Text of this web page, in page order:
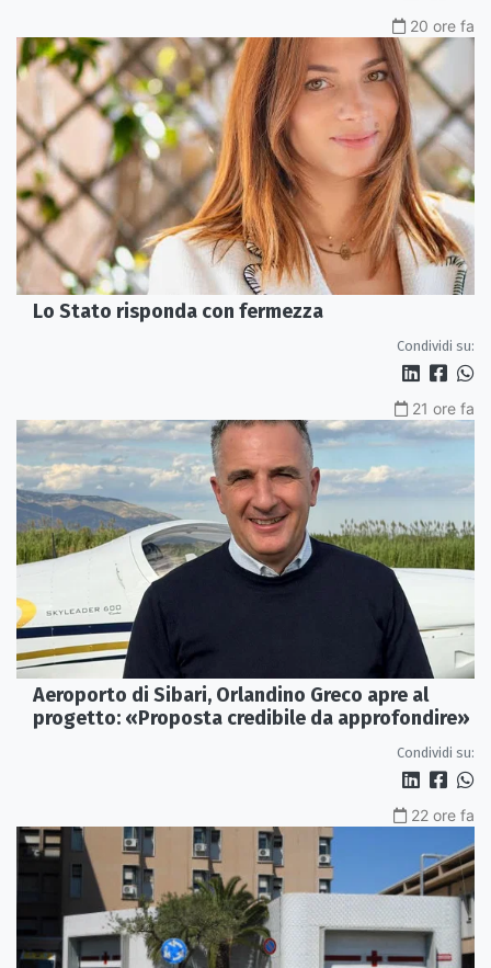
20 ore fa
Lo Stato risponda con fermezza
Condividi su:
21 ore fa
Aeroporto di Sibari, Orlandino Greco apre al
progetto: «Proposta credibile da approfondire»
Condividi su:
22 ore fa